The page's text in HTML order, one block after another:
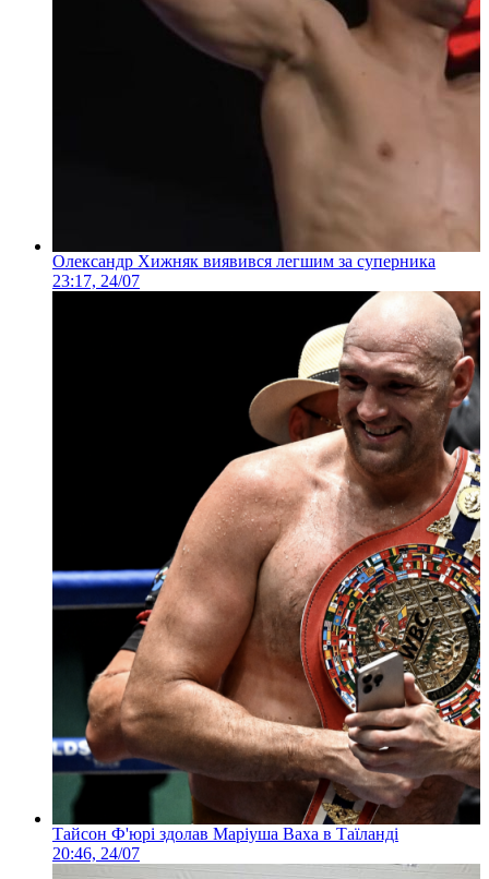
Олександр Хижняк виявився легшим за суперника
23:17, 24/07
Тайсон Ф'юрі здолав Маріуша Ваха в Таїланді
20:46, 24/07